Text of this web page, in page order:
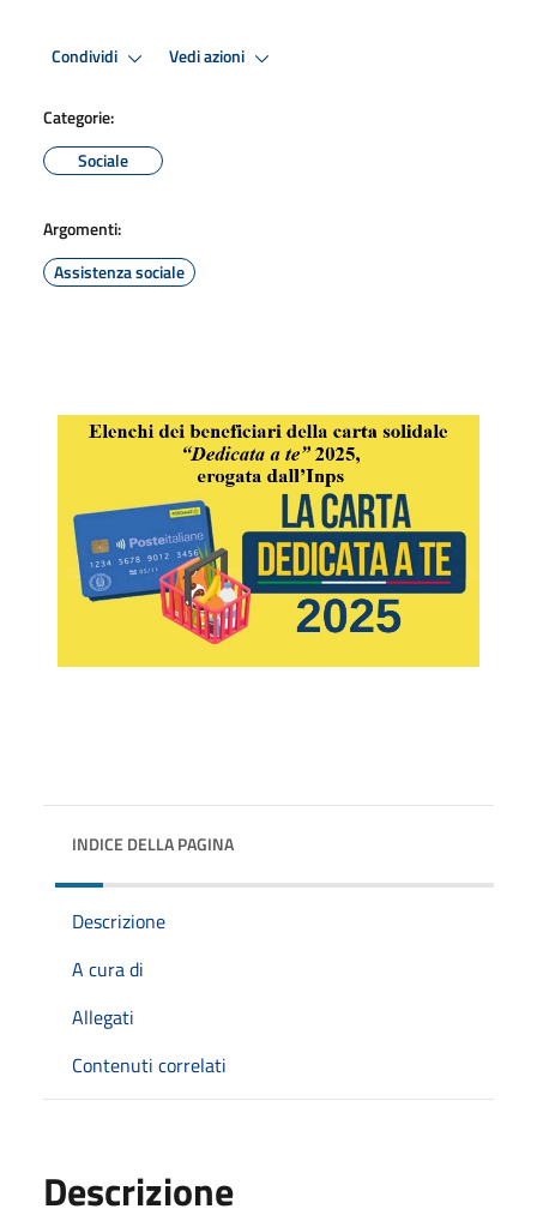
Condividi Vedi azioni
Categorie:
Sociale
Argomenti:
Assistenza sociale
INDICE DELLA PAGINA
Descrizione
A cura di
Allegati
Contenuti correlati
Descrizione